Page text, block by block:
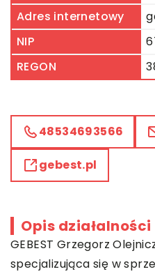
Adres internetowy
NIP
REGON
48534693566
gebest.pl
Opis działalności
GEBEST Grzegorz
specjalizująca się w